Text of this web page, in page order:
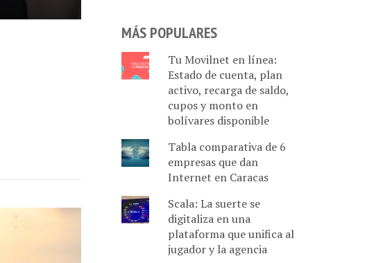
MÁS POPULARES
Tu Movilnet en línea:
Estado de cuenta, plan
activo, recarga de saldo,
cupos y monto en
bolívares disponible
Tabla comparativa de 6
empresas que dan
Internet en Caracas
Scala: La suerte se
digitaliza en una
plataforma que unifica al
jugador y la agencia